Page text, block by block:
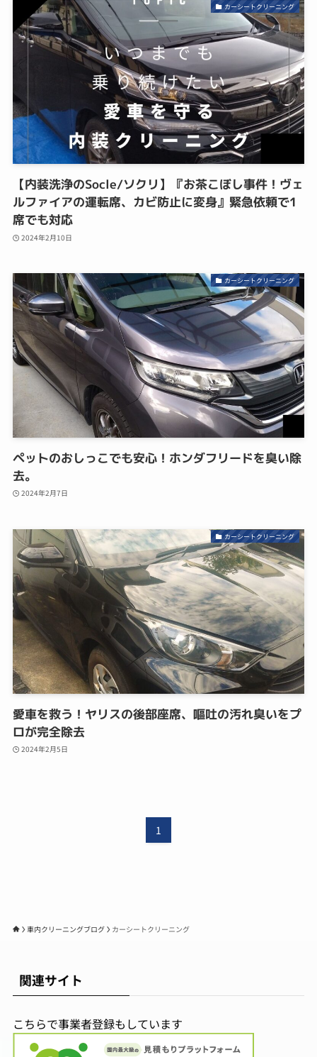
カーシートクリーニング
【内装洗浄のSocle/ソクリ】『お茶こぼし事件！ヴェ
ルファイアの運転席、カビ防止に変身』緊急依頼で1
席でも対応
2024年2月10日
カーシートクリーニング
ペットのおしっこでも安心！ホンダフリードを臭い除
去。
2024年2月7日
カーシートクリーニング
愛車を救う！ヤリスの後部座席、嘔吐の汚れ臭いをプ
ロが完全除去
2024年2月5日
1
車内クリーニングブログ カーシートクリーニング
関連サイト
こちらで事業者登録もしています